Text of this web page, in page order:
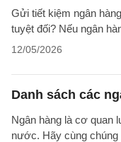
Gửi tiết kiệm ngân
tuyệt đối? Nếu ngân
12/05/2026
Danh sách các
Ngân hàng là cơ quan
nước. Hãy cùng